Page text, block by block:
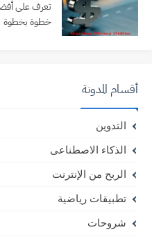
تعرف على
خطوة بخطوة
أقسام المدونة
التدوين
الذكاء الاصطناعى
الربح من الإنترنت
تطبيقات رياضية
شروحات